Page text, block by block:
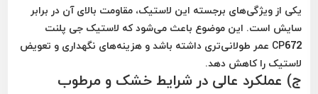
یکی از ویژگی‌های برجسته این لاستیک، مقاومت بالای آن در برابر
سایش است. این موضوع باعث می‌شود که لاستیک جی پلنت
CP672 عمر طولانی‌تری داشته باشد و هزینه‌های نگهداری و تعویض
لاستیک را کاهش دهد.
ج) عملکرد عالی در شرایط خشک و مرطوب